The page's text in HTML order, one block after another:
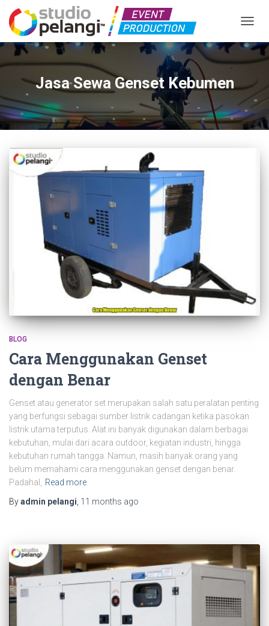
Jasa Sewa Genset Kebumen
BLOG
Cara Menggunakan Genset
dengan Benar
Genset atau generator set merupakan salah satu peralatan penting
yang berfungsi sebagai sumber listrik cadangan ketika pasokan
listrik utama terputus. Alat ini banyak digunakan dalam berbagai
kebutuhan, mulai dari acara outdoor, kegiatan industri, hingga
kebutuhan rumah tangga. Namun, masih banyak orang yang
belum memahami cara menggunakan genset dengan benar.
Padahal,
Read more
Byadmin pelangi 11 months ago